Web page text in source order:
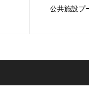
公共施設プ